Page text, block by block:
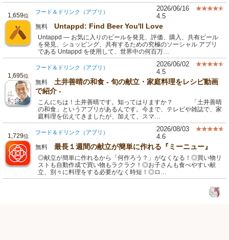
1,659位
フード＆ドリンク（アプリ）
2026/06/16
4.5
無料 Untappd: Find Beer You'll Love
Untappd — お気に入りのビールを発見、評価、購入、共有ビール
を発見、ショッピング、共有するための究極のソーシャル アプリ
である Untappd を使用して、世界中の何百万…
1,695位
フード＆ドリンク（アプリ）
2026/06/02
4.5
無料
土井善晴の和食 - 旬の献立・家庭料理をレシピ動画
で紹介 -
こんにちは！土井善晴です。知ってはりますか？ 「土井善晴
の和食」というアプリがあるんです。今まで、テレビや雑誌で、家
庭料理を伝えてきましたが、加えて、スマ…
1,729位
フード＆ドリンク（アプリ）
2026/08/03
4.6
無料 最長１週間の献立が簡単に作れる『ミーニュー』
◎献立が簡単に作れるから「何作ろう？」がなくなる！◎買い物リ
ストも自動作成で買い物もラクラク！◎お子さんも食べやすい献
立、別々に料理をする必要がなく時短！◎ロ…